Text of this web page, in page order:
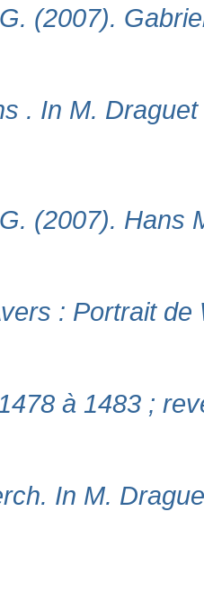
(2007).
. In M.
(2007). Hans
: Portrait
à 1483 ;
In M.